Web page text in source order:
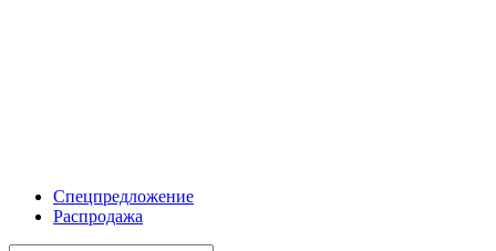
Спецпредложение
Распродажа